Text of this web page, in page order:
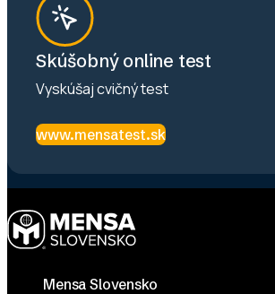
Skúšobný online test
Vyskúšaj cvičný test
www.mensatest.sk
FooterMensa Slovensko